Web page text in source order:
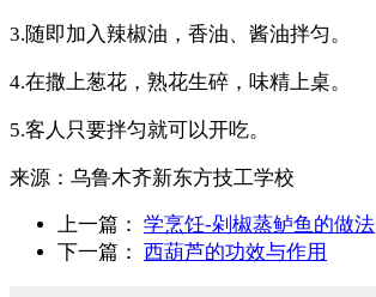
3.随即加入辣椒油，香油、酱油拌匀。
4.在撒上葱花，熟花生碎，味精上桌。
5.客人只要拌匀就可以开吃。
来源： 乌鲁木齐新东方技工学校
上一篇： 学烹饪-剁椒蒸鲈鱼的做法
下一篇： 西葫芦的功效与作用